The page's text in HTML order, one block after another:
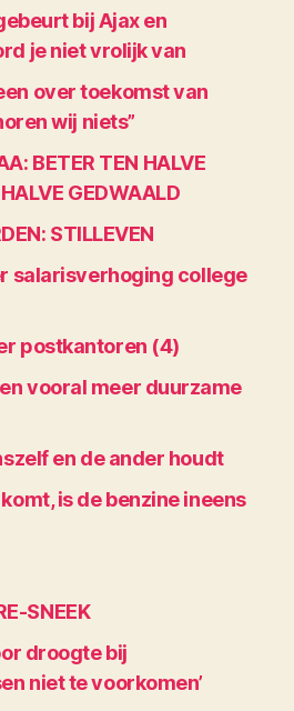
bij Ajax en
je niet vrolijk van
over toekomst van
wij niets”
BETER TEN HALVE
GEDWAALD
STILLEVEN
salarisverhoging college
postkantoren (4)
vooral meer duurzame
en de ander houdt
is de benzine ineens
SNEEK
droogte bij
niet te voorkomen’